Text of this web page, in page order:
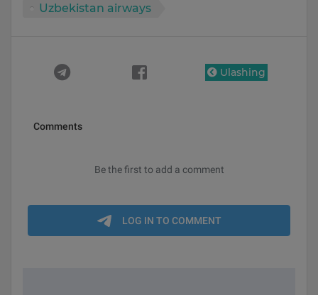
Uzbekistan airways
Ulashing